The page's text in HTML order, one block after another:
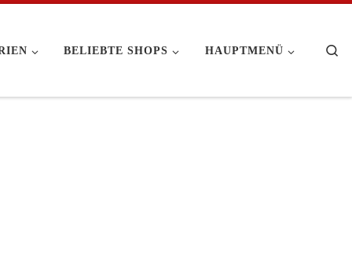
BELIEBTE SHOPS HAUPTMENÜ